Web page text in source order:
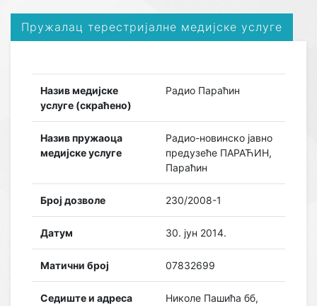
Пружалац терестријалне медијске услуге
Назив медијске
услуге (скраћено)
Радио Параћин
Назив пружаоца
медијске услуге
Радио-новинско јавно
предузеће ПАРАЋИН,
Параћин
Број дозволе 230/2008-1
Датум 30. јун 2014.
Матични број 07832699
Седиште и адреса
Николе Пашића бб,